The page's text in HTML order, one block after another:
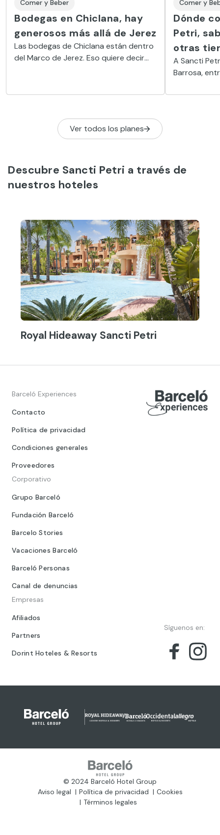
Comer y Beber
Bodegas en Chiclana, hay
generosos más allá de Jerez
Las bodegas de Chiclana están dentro
del Marco de Jerez. Eso quiere decir
puede disfrutar de moscateles de lo
Comer y
Dónde
Petri,
otras
A Sancti
Barrosa,
cocinas
Ver todos los planes
Descubre Sancti Petri a través de
nuestros hoteles
Royal Hideaway Sancti Petri
Barceló Experiences
Contacto
Política de privacidad
Condiciones generales
Proveedores
Corporativo
Grupo Barceló
Fundación Barceló
Barcelo Stories
Vacaciones Barceló
Barceló Personas
Canal de denuncias
Empresas
Afiliados
Partners
Dorint Hoteles & Resorts
Síguenos en:
© 2024 Barceló Hotel Group
Aviso legal
Política de privacidad
Cookies
Términos legales